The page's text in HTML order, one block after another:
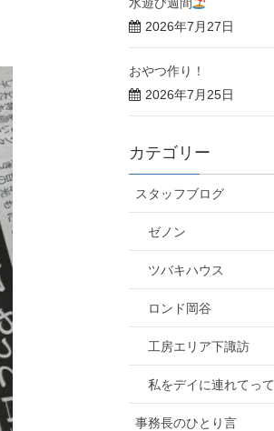
水遊び週間
2026年7月27日
おやつ作り！
2026年7月25日
カテゴリー
スタッフブログ
ゼノン
ツバキハウス
ロンド岡谷
工房エリア下諏訪
私をデイに連れてって
事務長のひとり言